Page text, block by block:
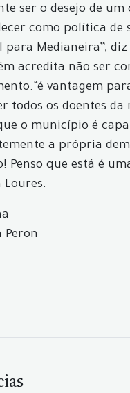
ser o desejo de um
como política de
Medianeira”, diz
acredita não ser
vantagem
todos os doentes da
o município é
a própria
Penso que está é
Peron